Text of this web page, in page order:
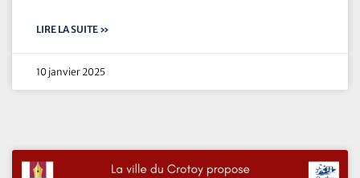
LIRE LA SUITE »
10 janvier 2025